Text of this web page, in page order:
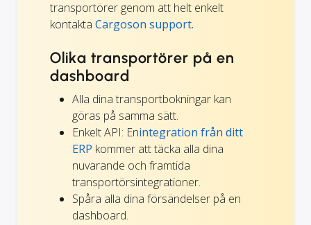
transportörer genom att helt enkelt
kontakta Cargoson support.
Olika transportörer på en
dashboard
Alla dina transportbokningar kan
göras på samma sätt.
Enkelt API: Enintegration från ditt
ERP kommer att täcka alla dina
nuvarande och framtida
transportörsintegrationer.
Spåra alla dina försändelser på en
dashboard.